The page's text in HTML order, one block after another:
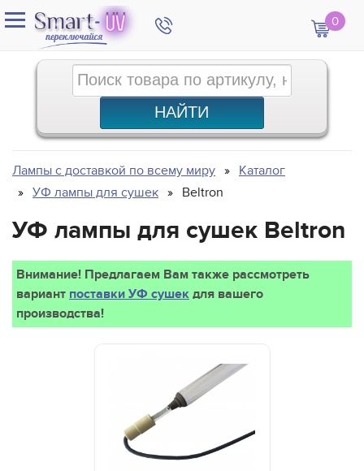
0
Лампы с доставкой по всему миру
Каталог
УФ лампы для сушек
Beltron
УФ лампы для сушек Beltron
Внимание! Предлагаем Вам также рассмотреть
вариант поставки УФ сушек для вашего
производства!